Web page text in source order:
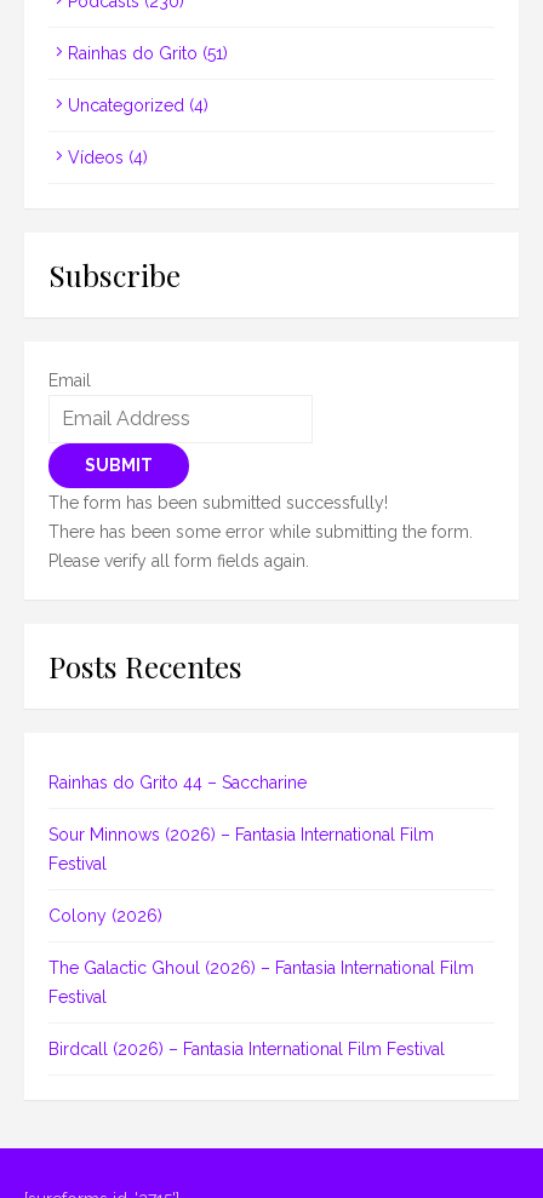
Rainhas do Grito (51)
Uncategorized (4)
Vídeos (4)
Subscribe
Email
SUBMIT
The form has been submitted successfully!
There has been some error while submitting the form.
Please verify all form fields again.
Posts Recentes
Rainhas do Grito 44 – Saccharine
Sour Minnows (2026) – Fantasia International Film
Festival
Colony (2026)
The Galactic Ghoul (2026) – Fantasia International Film
Festival
Birdcall (2026) – Fantasia International Film Festival